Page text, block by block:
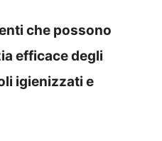
che possono
efficace degli
igienizzati e